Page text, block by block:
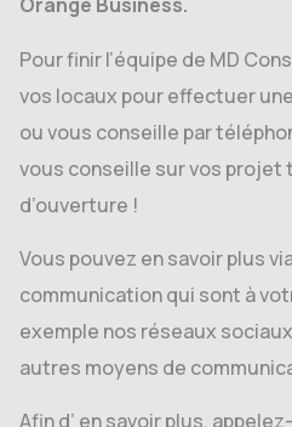
Pour finir l’équipe de MD
vos locaux pour effectuer
ou vous conseille par
vous conseille sur vos projet
d’ouverture !
Vous pouvez en savoir plus
communication qui sont à
exemple nos réseaux
autres moyens de
Afin d’ en savoir plus,